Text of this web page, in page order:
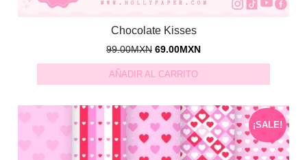
Chocolate Kisses
99.00MXN 69.00MXN
AÑADIR AL CARRITO
¡SALE!